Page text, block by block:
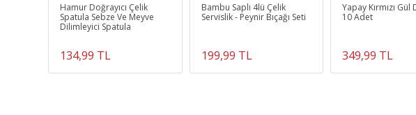
Hamur Doğrayıcı Çelik
Spatula Sebze Ve Meyve
Dilimleyici Spatula
134,99 TL
Bambu Saplı 4lü Çelik
Servislik - Peynir Bıçağı Seti
199,99 TL
Yapay Kırmızı
10 Adet
349,99 TL